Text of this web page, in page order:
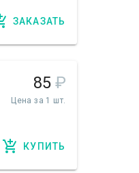
ЗАКАЗАТЬ
85 ₽
Цена за 1 шт.
КУПИТЬ